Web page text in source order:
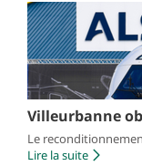
Villeurbanne
Le
Lire la suite